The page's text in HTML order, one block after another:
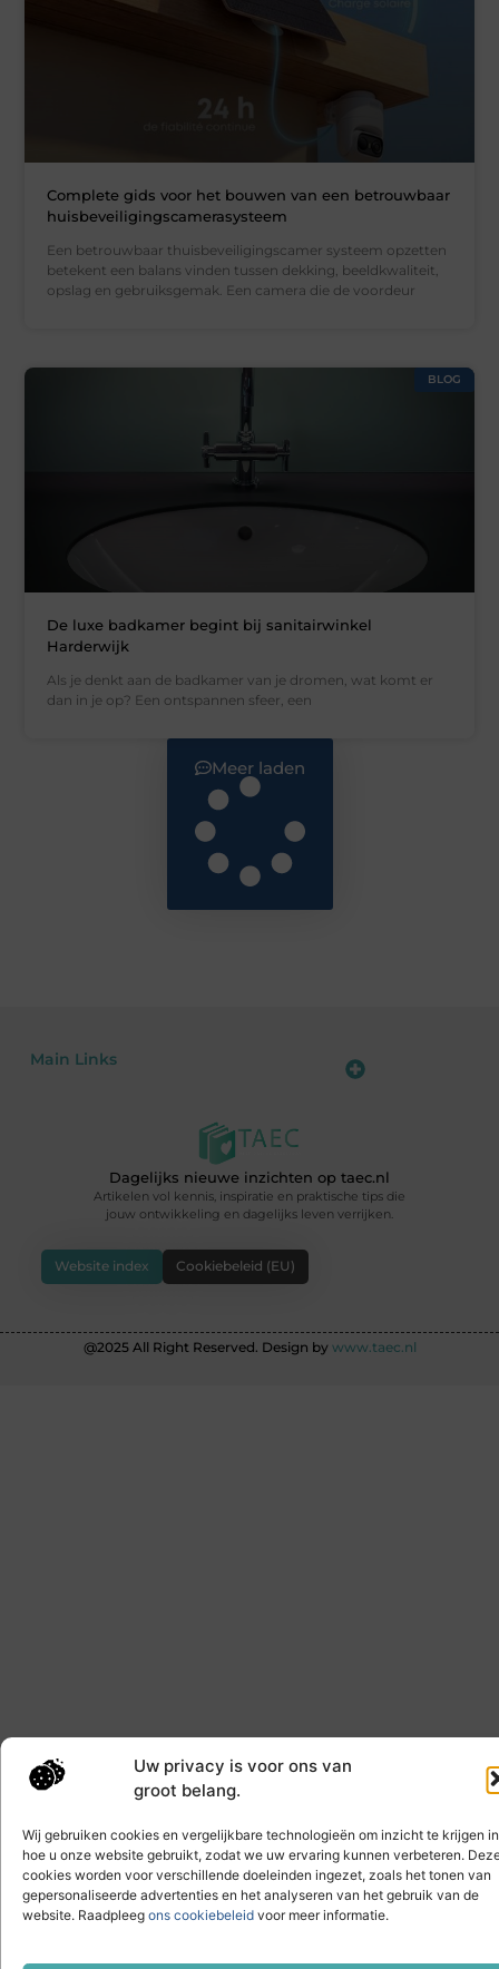
Uw privacy is voor ons van
groot belang.
Wij gebruiken cookies en vergelijkbare technologieën om inzicht te krijgen in
hoe u onze website gebruikt, zodat we uw ervaring kunnen verbeteren.
cookies worden voor verschillende doeleinden ingezet, zoals het tonen van
gepersonaliseerde advertenties en het analyseren van het gebruik van de
website. Raadpleeg ons cookiebeleid voor meer informatie.
Complete gids voor het bouwen van een betrouwbaar
huisbeveiligingscamerasysteem
Een betrouwbaar thuisbeveiligingscamer systeem opzetten
betekent een balans vinden tussen dekking, beeldkwaliteit,
opslag en gebruiksgemak. Een camera die de voordeur
BLOG
De luxe badkamer begint bij sanitairwinkel
Harderwijk
Als je denkt aan de badkamer van je dromen, wat komt er
dan in je op? Een ontspannen sfeer, een
Meer laden
Main Links
Dagelijks nieuwe inzichten op taec.nl
Artikelen vol kennis, inspiratie en praktische tips die
jouw ontwikkeling en dagelijks leven verrijken.
Website index Cookiebeleid (EU)
@2025 All Right Reserved. Design by www.taec.nl